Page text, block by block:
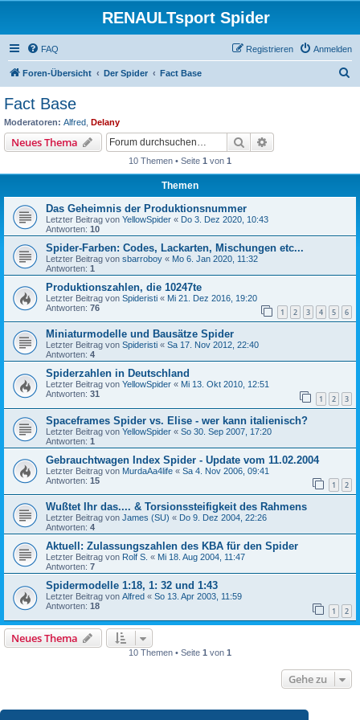
RENAULTsport Spider
FAQ Anmelden
Registrieren
Foren-Übersicht Der Spider Fact Base
Fact Base
Moderatoren: Alfred Delany
Neues Thema Suche
10 Themen • Seite 1 von 1
Themen
Das Geheimnis der Produktionsnummer
Letzter Beitrag von YellowSpider « Do 3. Dez 2020, 10:43
Antworten: 10
Spider-Farben: Codes, Lackarten, Mischungen etc...
Letzter Beitrag von sbarroboy « Mo 6. Jan 2020, 11:32
Antworten: 1
Produktionszahlen, die 10247te
Letzter Beitrag von Spideristi « Mi 21. Dez 2016, 19:20
Antworten: 76 1 2 3 4 5 6
Miniaturmodelle und Bausätze Spider
Letzter Beitrag von Spideristi « Sa 17. Nov 2012, 22:40
Antworten: 4
Spiderzahlen in Deutschland
Letzter Beitrag von YellowSpider « Mi 13. Okt 2010, 12:51
Antworten: 31 1 2 3
Spaceframes Spider vs. Elise - wer kann italienisch?
Letzter Beitrag von YellowSpider « So 30. Sep 2007, 17:20
Antworten: 1
Gebrauchtwagen Index Spider - Update vom 11.02.2004
Letzter Beitrag von MurdaAa4life « Sa 4. Nov 2006, 09:41
Antworten: 15 1 2
Wußtet Ihr das.... & Torsionssteifigkeit des Rahmens
Letzter Beitrag von James (SU) « Do 9. Dez 2004, 22:26
Antworten: 4
Aktuell: Zulassungszahlen des KBA für den Spider
Letzter Beitrag von Rolf S. « Mi 18. Aug 2004, 11:47
Antworten: 7
Spidermodelle 1:18, 1: 32 und 1:43
Letzter Beitrag von Alfred « So 13. Apr 2003, 11:59
Antworten: 18 1 2
Neues Thema
10 Themen • Seite 1 von 1
Gehe zu